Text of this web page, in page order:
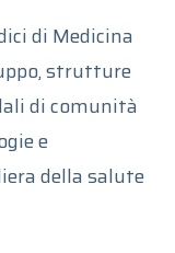
di Medicina
strutture
di comunità
e
della salute